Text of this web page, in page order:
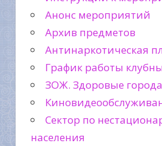
Анонс мероприятий
Архив предметов
Антинаркотическая
График работы
ЗОЖ. Здоровые
Сектор по
населения